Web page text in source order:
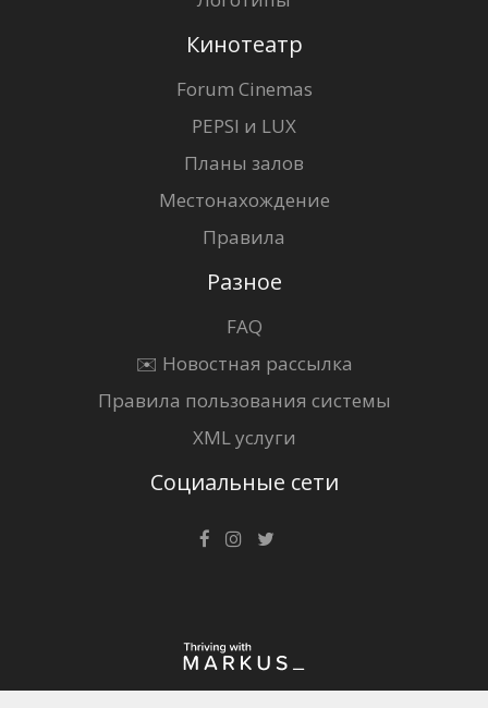
Кинотеатр
Forum Cinemas
PEPSI и LUX
Планы залов
Местонахождение
Правила
Разное
FAQ
✉️ Новостная рассылка
Правила пользования системы
XML услуги
Социальные сети